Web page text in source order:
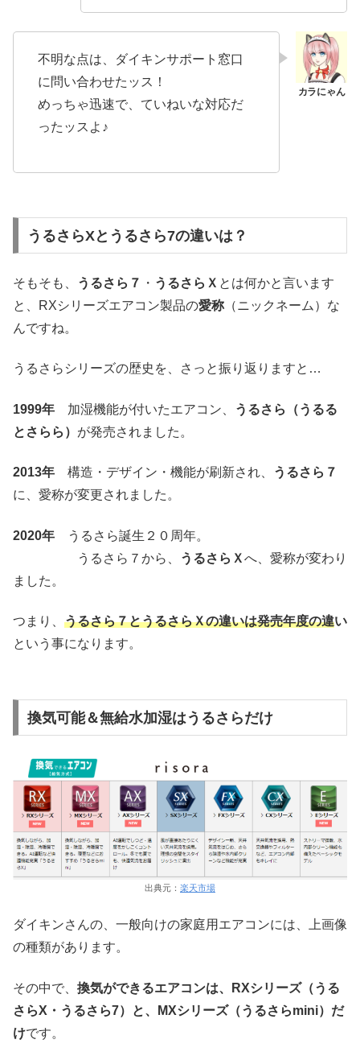
不明な点は、ダイキンサポート窓口
に問い合わせたッス！
めっちゃ迅速で、ていねいな対応だ
ったッスよ♪
うるさらXとうるさら7の違いは？
そもそも、 うるさら７ ・ うるさらＸ とは何かと言います
と、RXシリーズエアコン製品の愛称 （ニックネーム）な
んですね。
うるさらシリーズの歴史を、さっと振り返りますと…
1999年 加湿機能が付いたエアコン、
うるさら（うるる
とさらら） が発売されました。
2013年 構造・デザイン・機能が刷新され、
うるさら７
に、愛称が変更されました。
2020年 うるさら誕生２０周年。
うるさら７から、
うるさらＸへ、愛称が変わり
ました。
つまり、 うるさら７とうるさらＸの違いは発売年度の違い
という事になります。
換気可能＆無給水加湿はうるさらだけ
出典元： 楽天市場
ダイキンさんの、一般向けの家庭用エアコンには、上画像
の種類があります。
その中で、 換気ができるエアコンは、RXシリーズ（うる
さらX・うるさら7）と、MXシリーズ（うるさらmini）だ
けです。